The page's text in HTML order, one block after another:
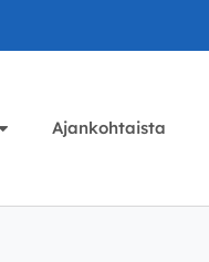
Ajankohtaista